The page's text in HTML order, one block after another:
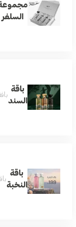
السلفر
باقة
السند
باقة
النخبة